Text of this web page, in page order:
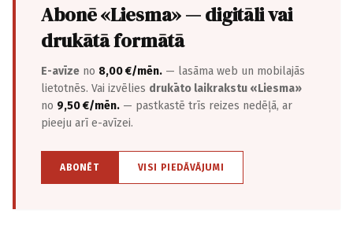
Abonē «Liesma» — digitāli vai
drukātā formātā
E-avīze no 8,00 €/mēn. — lasāma web un mobilajās
lietotnēs. Vai izvēlies drukāto laikrakstu «Liesma»
no 9,50 €/mēn. — pastkastē trīs reizes nedēļā, ar
pieeju arī e-avīzei.
ABONĒT VISI PIEDĀVĀJUMI